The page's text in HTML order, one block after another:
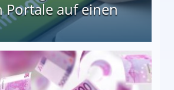
Portale auf einen